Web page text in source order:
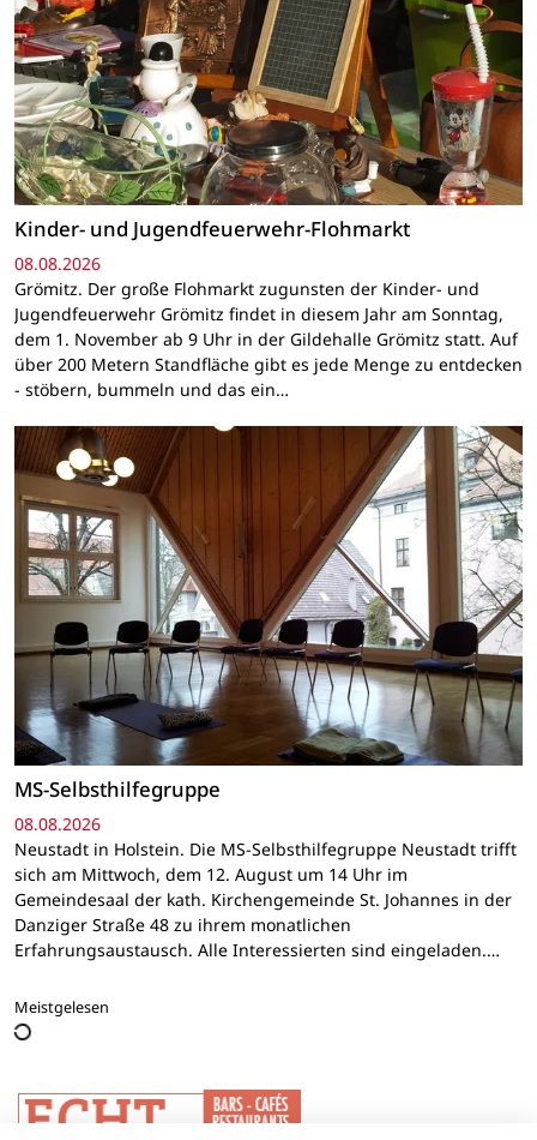
Kinder- und Jugendfeuerwehr-Flohmarkt
08.08.2026
Grömitz. Der große Flohmarkt zugunsten der Kinder- und
Jugendfeuerwehr Grömitz findet in diesem Jahr am Sonntag,
dem 1. November ab 9 Uhr in der Gildehalle Grömitz statt. Auf
über 200 Metern Standfläche gibt es jede Menge zu entdecken
- stöbern, bummeln und das ein…
MS-Selbsthilfegruppe
08.08.2026
Neustadt in Holstein. Die MS-Selbsthilfegruppe Neustadt trifft
sich am Mittwoch, dem 12. August um 14 Uhr im
Gemeindesaal der kath. Kirchengemeinde St. Johannes in der
Danziger Straße 48 zu ihrem monatlichen
Erfahrungsaustausch. Alle Interessierten sind eingeladen.…
Meistgelesen